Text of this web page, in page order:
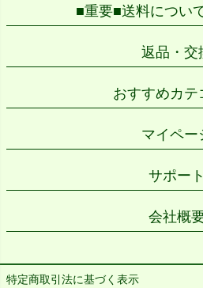
■重要■送料につい
返品・交
おすすめカテ
マイペー
サポート
会社概
特定商取引法に基づく表示